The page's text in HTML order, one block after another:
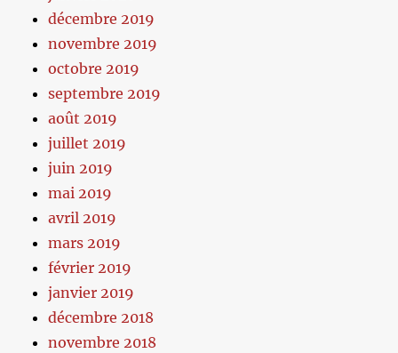
décembre 2019
novembre 2019
octobre 2019
septembre 2019
août 2019
juillet 2019
juin 2019
mai 2019
avril 2019
mars 2019
février 2019
janvier 2019
décembre 2018
novembre 2018